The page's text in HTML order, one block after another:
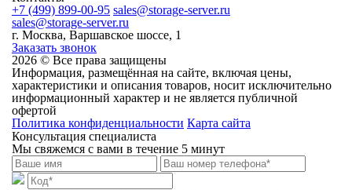
+7 (499) 899-00-95 sales@storage-server.ru
sales@storage-server.ru
г. Москва, Варшавское шоссе, 1
Заказать звонок
2026 © Все права защищены
Информация, размещённая на сайте, включая цены,
характеристики и описания товаров, носит исключительно
информационный характер и не является публичной
офертой
Политика конфиденциальности Карта сайта
Консультация специалиста
Мы свяжемся с вами в течение 5 минут